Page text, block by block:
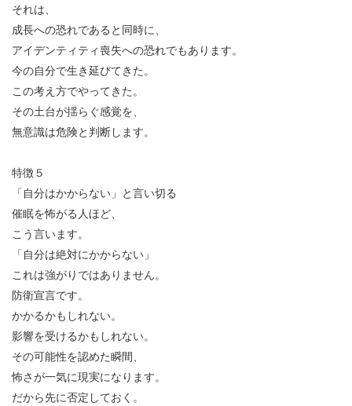
それは、
成長への恐れであると同時に、
アイデンティティ喪失への恐れでもあります。
今の自分で生き延びてきた。
この考え方でやってきた。
その土台が揺らぐ感覚を、
無意識は危険と判断します。
特徴５
「自分はかからない」と言い切る
催眠を怖がる人ほど、
こう言います。
「自分は絶対にかからない」
これは強がりではありません。
防衛宣言です。
かかるかもしれない。
影響を受けるかもしれない。
その可能性を認めた瞬間、
怖さが一気に現実になります。
だから先に否定しておく。